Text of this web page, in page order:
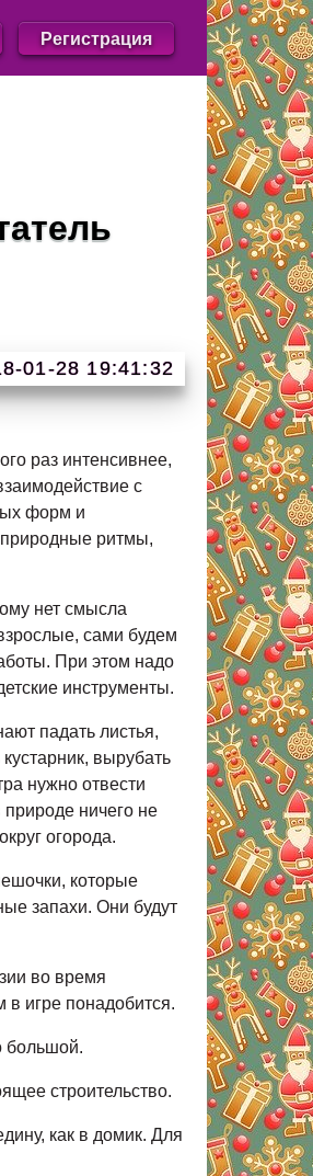
Регистрация
01-28 19:41:32
раз интенсивнее,
с
форм и
ритмы,
нет смысла
сами будем
При этом надо
инструменты.
падать листья,
вырубать
нужно отвести
ничего не
огорода.
которые
запахи. Они будут
во время
игре понадобится.
большой.
строительство.
как в домик. Для